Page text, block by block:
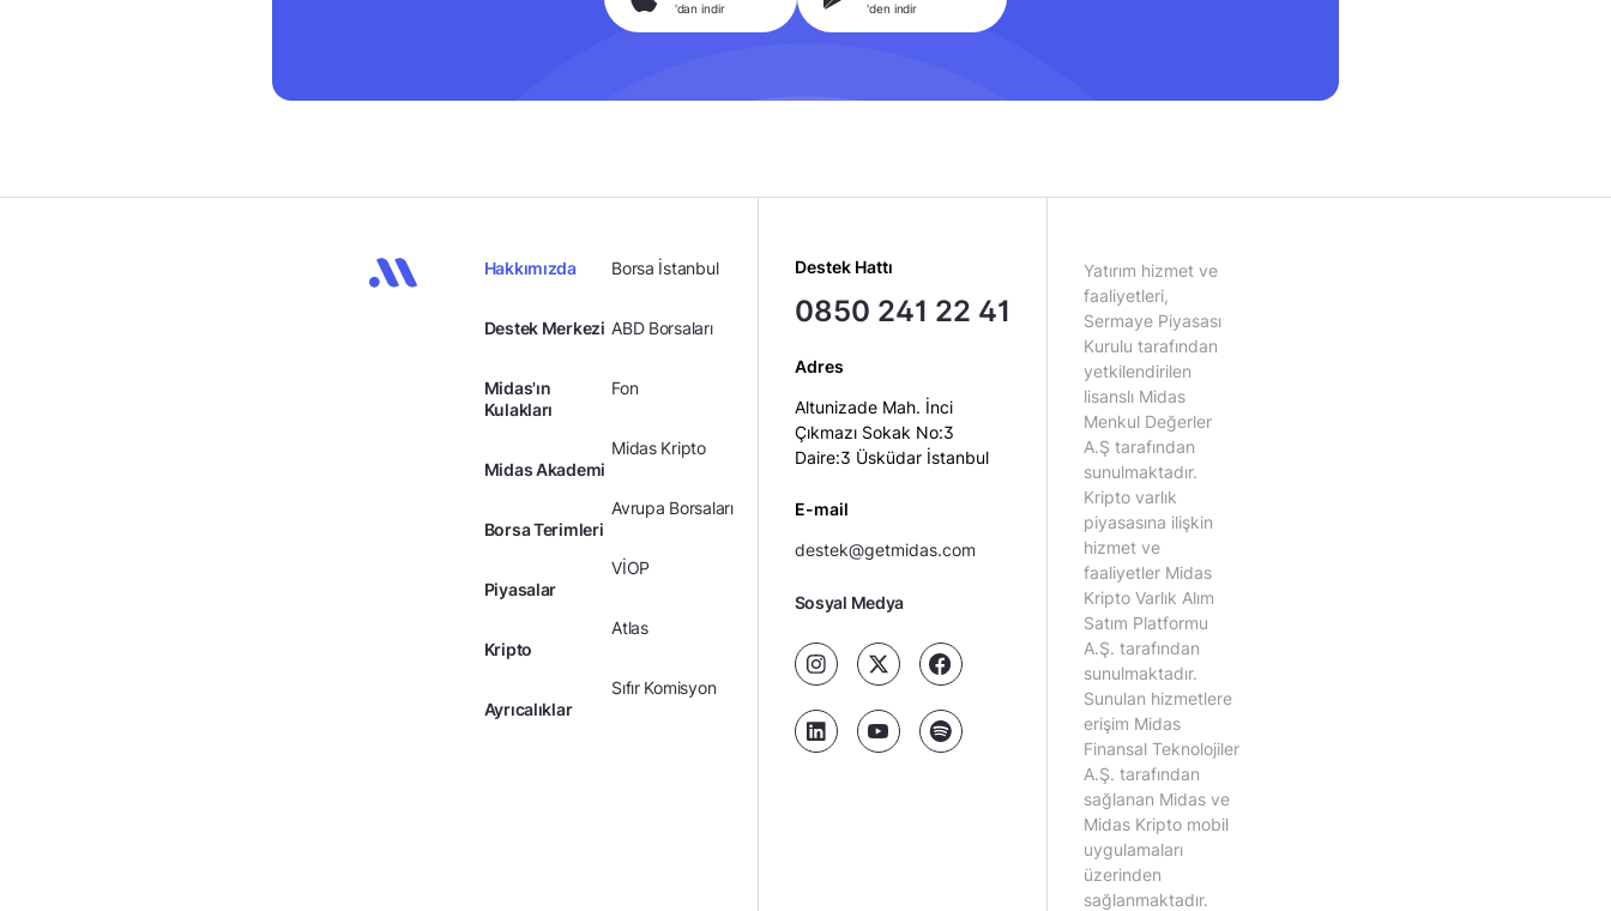
'dan indir 'den indir
Hakkımızda
Destek Merkezi
Midas'ın
Kulakları
Midas Akademi
Borsa Terimleri
Piyasalar
Kripto
Ayrıcalıklar
Borsa İstanbul
ABD Borsaları
Fon
Midas Kripto
Avrupa Borsaları
VİOP
Atlas
Sıfır Komisyon
Destek Hattı
0850 241 22 41
Adres
Altunizade Mah. İnci
Çıkmazı Sokak No:3
Daire:3 Üsküdar İstanbul
E-mail
destek@getmidas.com
Sosyal Medya
Yatırım hizmet ve
faaliyetleri,
Sermaye Piyasası
Kurulu tarafından
yetkilendirilen
lisanslı Midas
Menkul Değerler
A.Ş tarafından
sunulmaktadır.
Kripto varlık
piyasasına ilişkin
hizmet ve
faaliyetler Midas
Kripto Varlık Alım
Satım Platformu
A.Ş. tarafından
sunulmaktadır.
Sunulan hizmetlere
erişim Midas
Finansal Teknolojiler
A.Ş. tarafından
sağlanan Midas ve
Midas Kripto mobil
uygulamaları
üzerinden
sağlanmaktadır.